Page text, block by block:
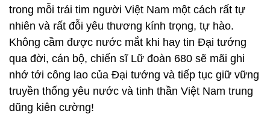
trong mỗi trái tim người Việt Nam một cách rất tự
nhiên và rất đỗi yêu thương kính trọng, tự hào.
Không cầm được nước mắt khi hay tin Đại tướng
qua đời, cán bộ, chiến sĩ Lữ đoàn 680 sẽ mãi ghi
nhớ tới công lao của Đại tướng và tiếp tục giữ vững
truyền thống yêu nước và tinh thần Việt Nam trung
dũng kiên cường!